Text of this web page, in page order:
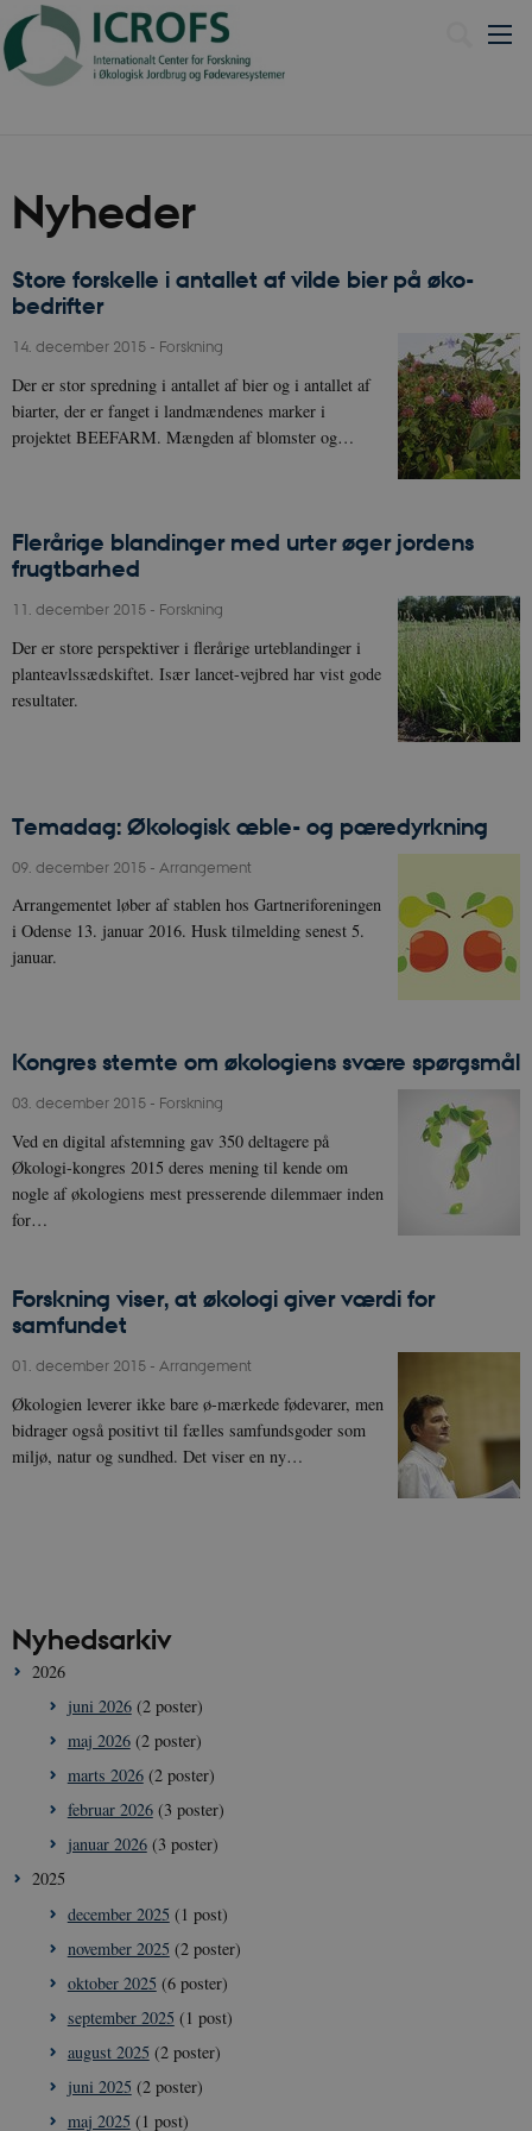
Nyheder
Store forskelle i antallet af vilde bier på øko-
bedrifter
14. december 2015 - Forskning
Der er stor spredning i antallet af bier og i antallet af
biarter, der er fanget i landmændenes marker i
projektet BEEFARM. Mængden af blomster og…
Flerårige blandinger med urter øger jordens
frugtbarhed
11. december 2015 - Forskning
Der er store perspektiver i flerårige urteblandinger i
planteavlssædskiftet. Især lancet-vejbred har vist gode
resultater.
Temadag: Økologisk æble- og pæredyrkning
09. december 2015 - Arrangement
Arrangementet løber af stablen hos Gartneriforeningen
i Odense 13. januar 2016. Husk tilmelding senest 5.
januar.
Kongres stemte om økologiens svære spørgsmål
03. december 2015 - Forskning
Ved en digital afstemning gav 350 deltagere på
Økologi-kongres 2015 deres mening til kende om
nogle af økologiens mest presserende dilemmaer inden
for…
Forskning viser, at økologi giver værdi for
samfundet
01. december 2015 - Arrangement
Økologien leverer ikke bare ø-mærkede fødevarer, men
bidrager også positivt til fælles samfundsgoder som
miljø, natur og sundhed. Det viser en ny…
Nyhedsarkiv
2026
juni 2026(2 poster)
maj 2026(2 poster)
marts 2026(2 poster)
februar 2026(3 poster)
januar 2026(3 poster)
2025
december 2025 (1 post)
november 2025 (2 poster)
oktober 2025 (6 poster)
september 2025 (1 post)
august 2025 (2 poster)
juni 2025 (2 poster)
maj 2025 (1 post)